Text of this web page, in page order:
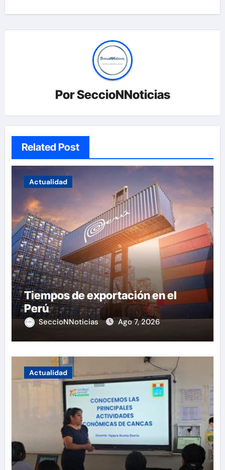
PorSeccioNNoticias
Related Post
Actualidad
Tiempos de exportación en el
Perú
SeccioNNoticias Ago 7, 2026
Actualidad